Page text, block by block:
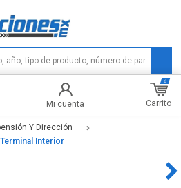
Mi cuenta Carrito
0
Y Dirección
Terminal Interior